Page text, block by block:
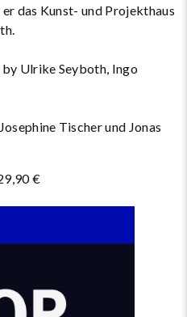
das Kunst- und Projekthaus
Ulrike Seyboth, Ingo
Tischer und Jonas
€